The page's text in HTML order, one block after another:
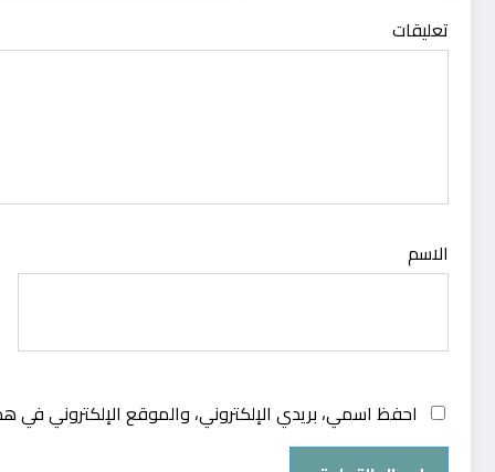
تعليقات
الاسم
احفظ اسمي، بريدي الإلكتروني، والموقع الإلكتروني في